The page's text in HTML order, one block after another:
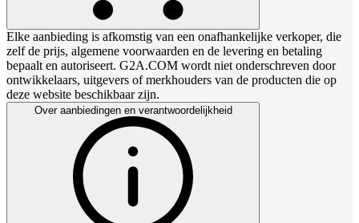
Elke aanbieding is afkomstig van een onafhankelijke verkoper, die
zelf de prijs, algemene voorwaarden en de levering en betaling
bepaalt en autoriseert. G2A.COM wordt niet onderschreven door
ontwikkelaars, uitgevers of merkhouders van de producten die op
deze website beschikbaar zijn.
Over aanbiedingen en verantwoordelijkheid